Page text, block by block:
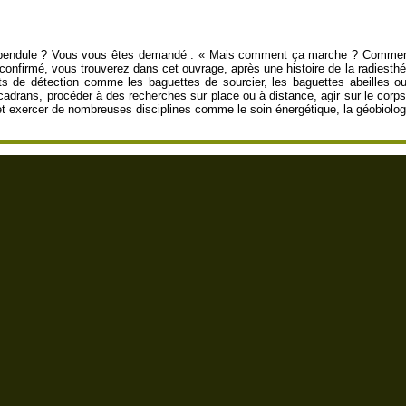
? Vous vous êtes demandé : « Mais comment ça marche ?
vous trouverez dans cet ouvrage, après une histoire de la
de détection comme les baguettes de sourcier, les baguettes abeilles
procéder à des recherches sur place ou à distance, agir sur le
exercer de nombreuses disciplines comme le soin énergétique, la